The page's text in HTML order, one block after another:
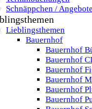
Schnäppchen / Angebote
Lieblingsthemen
Bauernhof
Bauernhof
Bauernhof
Bauernhof
Bauernhof
Bauernhof
Bauernhof